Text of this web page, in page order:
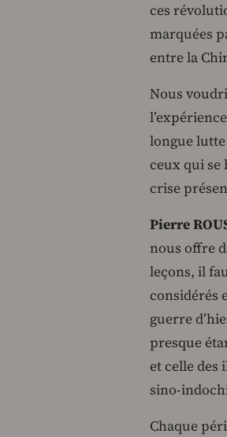
ces
marquées
entre la
Nous
longue
ceux qui se
crise
Pierre
nous offre
leçons, il
considérés
guerre
presque
et celle des
sino-
Chaque